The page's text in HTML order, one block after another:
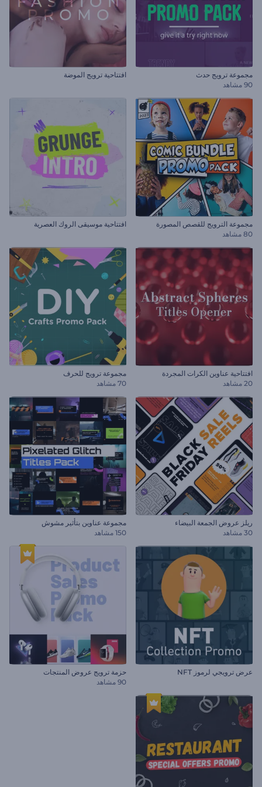
مجموعة ترويج حدث
90 مشاهد
افتتاحية ترويج الموضة
مجموعة الترويج للقصص المصورة
80 مشاهد
افتتاحية موسيقى الروك العصرية
افتتاحية عناوين الكرات المجردة
20 مشاهد
مجموعة ترويج للحرف
70 مشاهد
ريلز عروض الجمعة البيضاء
30 مشاهد
مجموعة عناوين بتأثير مشوش
150 مشاهد
عرض ترويجي لرموز NFT
حزمة ترويج عروض المنتجات
90 مشاهد